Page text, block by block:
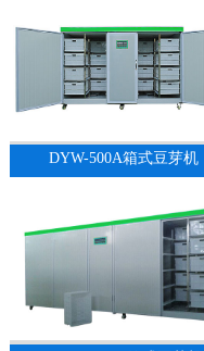
DYW-500A箱式豆芽机